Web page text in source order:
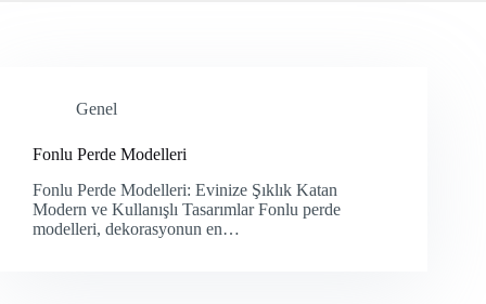
Genel
Fonlu Perde Modelleri
Fonlu Perde Modelleri: Evinize Şıklık Katan
Modern ve Kullanışlı Tasarımlar Fonlu perde
modelleri, dekorasyonun en…